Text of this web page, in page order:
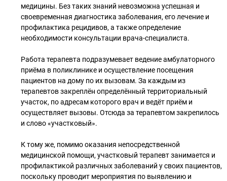
медицины. Без таких знаний невозможна успешная и
своевременная диагностика заболевания, его лечение и
профилактика рецидивов, а также определение
необходимости консультации врача-специалиста.
Работа терапевта подразумевает ведение амбулаторного
приёма в поликлинике и осуществление посещения
пациентов на дому по их вызовам. За каждым из
терапевтов закреплён определённый территориальный
участок, по адресам которого врач и ведёт приём и
осуществляет вызовы. Отсюда за терапевтом закрепилось
и слово «участковый».
К тому же, помимо оказания непосредственной
медицинской помощи, участковый терапевт занимается и
профилактикой различных заболеваний у своих пациентов,
поскольку проводит мероприятия по выявлению и